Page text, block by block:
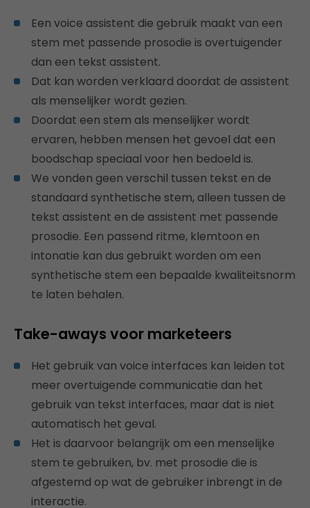
Een voice assistent die gebruik maakt van een
stem met passende prosodie is overtuigender
dan een tekst assistent.
Dat kan worden verklaard doordat de assistent
als menselijker wordt gezien.
Doordat een stem als menselijker wordt
ervaren, hebben mensen het gevoel dat een
boodschap speciaal voor hen bedoeld is.
We vonden geen verschil tussen tekst en de
standaard synthetische stem, alleen tussen de
tekst assistent en de assistent met passende
prosodie. Een passend ritme, klemtoon en
intonatie kan dus gebruikt worden om een
synthetische stem een bepaalde kwaliteitsnorm
te laten behalen.
Take-aways voor marketeers
Het gebruik van voice interfaces kan leiden tot
meer overtuigende communicatie dan het
gebruik van tekst interfaces, maar dat is niet
automatisch het geval.
Het is daarvoor belangrijk om een menselijke
stem te gebruiken, bv. met prosodie die is
afgestemd op wat de gebruiker inbrengt in de
interactie.